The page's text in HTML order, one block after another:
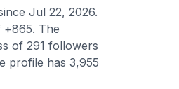
Jul 22, 2026.
+865. The
of 291 followers
profile has 3,955